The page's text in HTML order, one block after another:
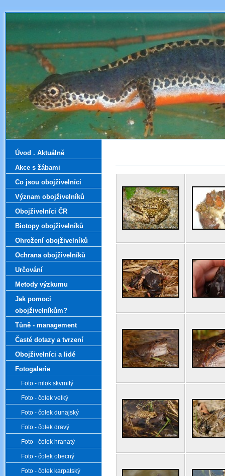
Úvod . Aktuálně
Akce s žábami
Co jsou obojživelníci
Význam obojživelníků
Obojživelníci ČR
Biotopy obojživelníků
Ohrožení obojživelníků
Ochrana obojživelníků
Určování
Metody výzkumu
Jak pomoci
obojživelníkům?
Tůně - management
Časté dotazy a tvrzení
Obojživelníci a lidé
Fotogalerie
Foto - mlok skvrnitý
Foto - čolek velký
Foto - čolek dunajský
Foto - čolek dravý
Foto - čolek hranatý
Foto - čolek obecný
Foto - čolek karpatský